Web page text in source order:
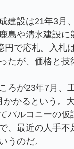
建設は21年3月
島や清水建設
円で応札。入札
たが、価格と技
ろが23年7月、
かかるという。
バルコニーの
、最近の人手
うのだ。